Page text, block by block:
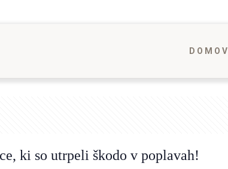
DOMOV
ki so utrpeli škodo v poplavah!